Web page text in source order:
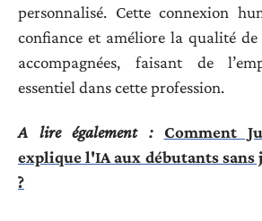
personnalisé. Cette connexion
confiance et améliore la qualité de
accompagnées, faisant de
essentiel dans cette profession.
A lire également :
Comment
explique l'IA aux débutants
?